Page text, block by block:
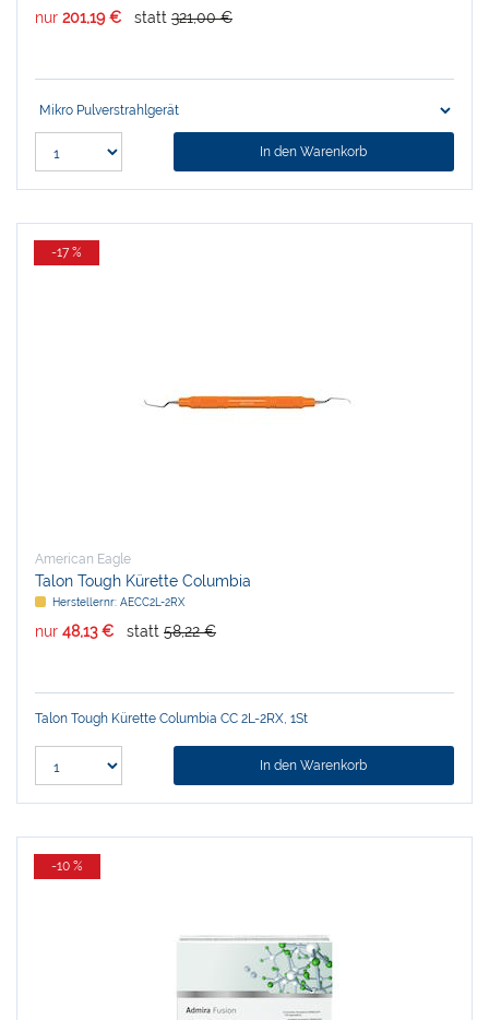
nur 201,19 € statt 321,00 €
In den Warenkorb
-17 %
American Eagle
Talon Tough Kürette Columbia
Herstellernr: AECC2L-2RX
nur 48,13 € statt 58,22 €
Talon Tough Kürette Columbia CC 2L-2RX, 1St
In den Warenkorb
-10 %